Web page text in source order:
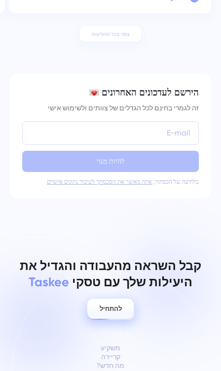
צפה בכל ההודעות
הירשם לעדכונים האחרונים
זה לגמרי בחינם לכל הגדלים של צוותים ולשימוש אישי
להיות מנוי
בלחיצה על הכפתור,אתה מאשר את הסכמתך לעיבוד נתונים אישיים
קבל השראה מהעבודה והגדיל את
היעילות שלך עם טסקי Taskee
להתחיל
משקיע
קריירה
מה חדש?